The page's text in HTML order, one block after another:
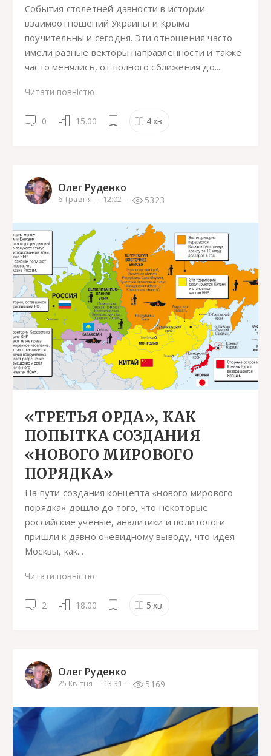
События столетней давности в истории
взаимоотношений Украины и Крыма
поучительны и сегодня. Эти отношения часто
имели разные векторы направленности и также
часто менялись, от полного сближения до...
Читати повністю
0 15.00 4хв.
Олег Руденко
6 Травня 12:02 5323
«ТРЕТЬЯ ОРДА», КАК
ПОПЫТКА СОЗДАНИЯ
«НОВОГО МИРОВОГО
ПОРЯДКА»
На пути создания концепта «нового мирового
порядка» дошло до того, что некоторые
российские ученые, аналитики и политологи
пришли к давно очевидному выводу, что идея
Москвы, как...
Читати повністю
2 18.00 5 хв.
Олег Руденко
25 Квітня 13:31 5169